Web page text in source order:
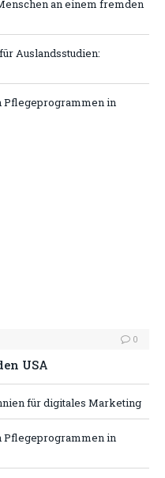
an einem fremden
Auslandsstudien:
Pflegeprogrammen in
0
USA
für digitales Marketing
Pflegeprogrammen in